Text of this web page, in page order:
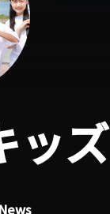
ッズ
News